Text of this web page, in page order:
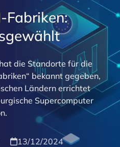
Fabriken:
die Standorte für die
bekannt gegeben,
Ländern errichtet
Supercomputer
13/12/2024